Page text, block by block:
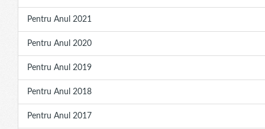
Pentru Anul 2021
Pentru Anul 2020
Pentru Anul 2019
Pentru Anul 2018
Pentru Anul 2017